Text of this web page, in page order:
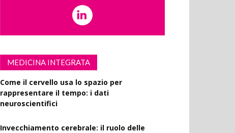
MEDICINA INTEGRATA
Come il cervello usa lo spazio per
rappresentare il tempo: i dati
neuroscientifici
Invecchiamento cerebrale: il ruolo delle